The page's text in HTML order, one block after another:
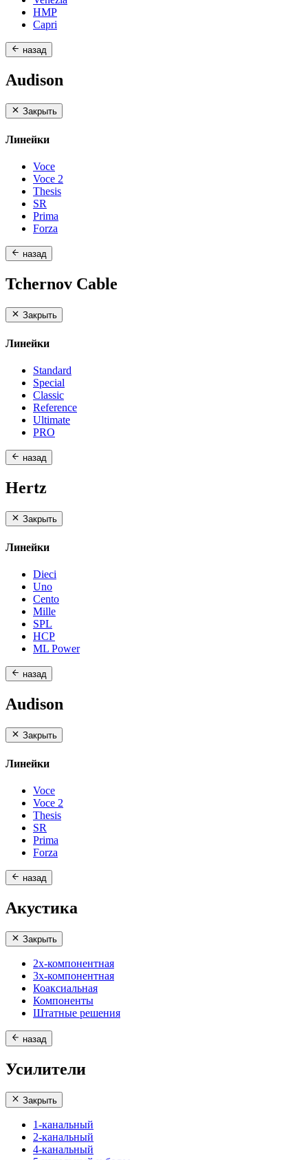
HMP
Capri
назад
Audison
Закрыть
Линейки
Voce
Voce 2
Thesis
SR
Prima
Forza
назад
Tchernov Cable
Закрыть
Линейки
Standard
Special
Classic
Reference
Ultimate
PRO
назад
Hertz
Закрыть
Линейки
Dieci
Uno
Cento
Mille
SPL
HCP
ML Power
назад
Audison
Закрыть
Линейки
Voce
Voce 2
Thesis
SR
Prima
Forza
назад
Акустика
Закрыть
2х-компонентная
3х-компонентная
Коаксиальная
Компоненты
Штатные решения
назад
Усилители
Закрыть
1-канальный
2-канальный
4-канальный